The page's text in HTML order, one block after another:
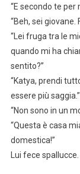
“E secondo te per
“Beh, sei giovane.
“Lei fruga tra le
quando mi ha
sentito?”
“Katya, prendi
essere più saggia.”
“Non sono in un
“Questa è casa
domestica!”
Lui fece